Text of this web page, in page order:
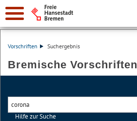
Vorschriften Suchergebnis
Bremische Vorschriften
Hilfe zur Suche